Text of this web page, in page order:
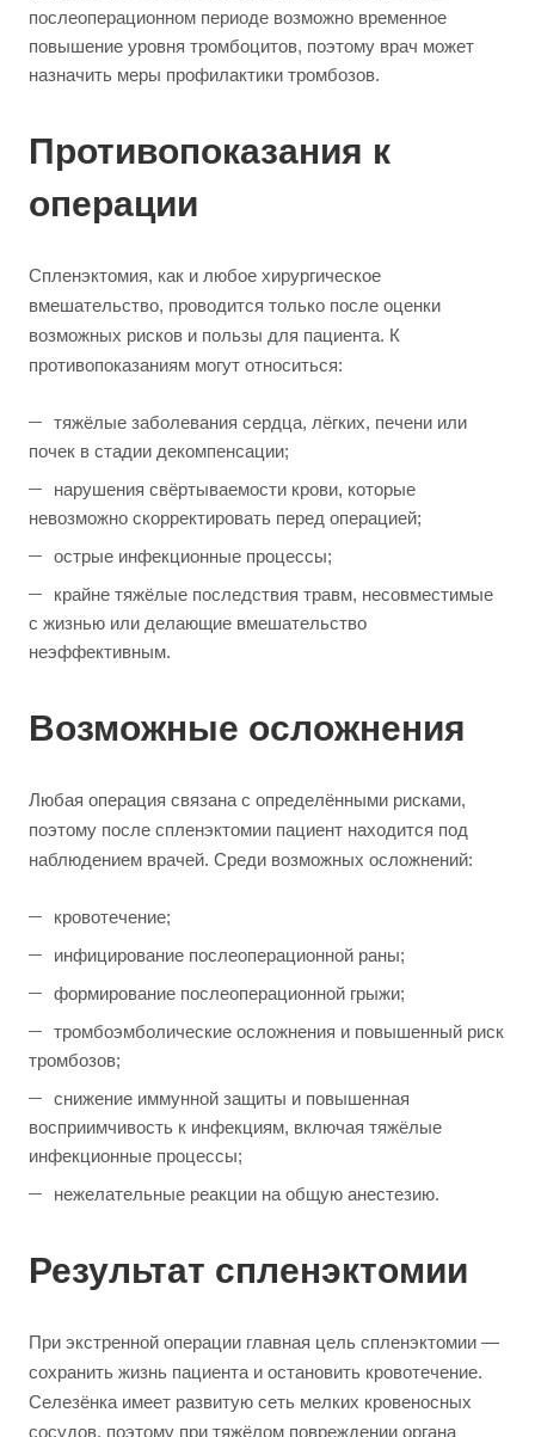
послеоперационном периоде возможно временное
повышение уровня тромбоцитов, поэтому врач может
назначить меры профилактики тромбозов.
Противопоказания к
операции
Спленэктомия, как и любое хирургическое
вмешательство, проводится только после оценки
возможных рисков и пользы для пациента. К
противопоказаниям могут относиться:
тяжёлые заболевания сердца, лёгких, печени или
почек в стадии декомпенсации;
нарушения свёртываемости крови, которые
невозможно скорректировать перед операцией;
острые инфекционные процессы;
крайне тяжёлые последствия травм, несовместимые
с жизнью или делающие вмешательство
неэффективным.
Возможные осложнения
Любая операция связана с определёнными рисками,
поэтому после спленэктомии пациент находится под
наблюдением врачей. Среди возможных осложнений:
кровотечение;
инфицирование послеоперационной раны;
формирование послеоперационной грыжи;
тромбоэмболические осложнения и повышенный риск
тромбозов;
снижение иммунной защиты и повышенная
восприимчивость к инфекциям, включая тяжёлые
инфекционные процессы;
нежелательные реакции на общую анестезию.
Результат спленэктомии
При экстренной операции главная цель спленэктомии —
сохранить жизнь пациента и остановить кровотечение.
Селезёнка имеет развитую сеть мелких кровеносных
сосудов, поэтому при тяжёлом повреждении органа